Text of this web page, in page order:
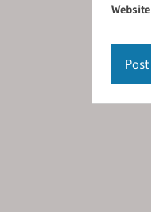
Website